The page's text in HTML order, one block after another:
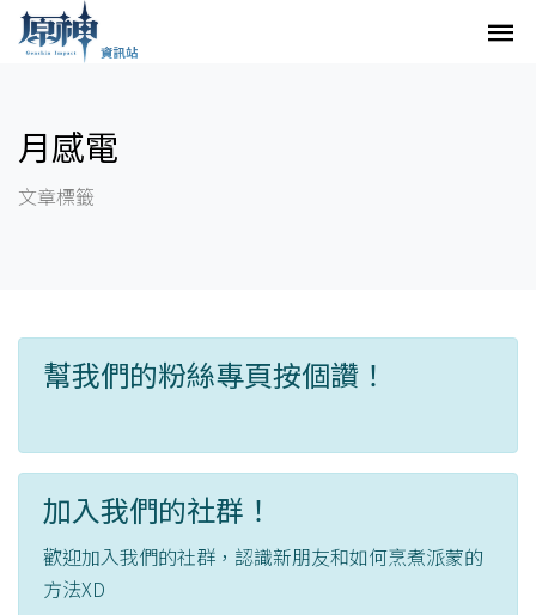
月感電
文章標籤
幫我們的粉絲專頁按個讚！
加入我們的社群！
歡迎加入我們的社群，認識新朋友和如何烹煮派蒙的
方法XD